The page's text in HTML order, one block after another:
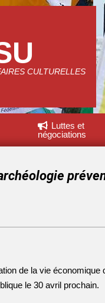
CULTURELLES
Luttes et
négociations
de la vie
le 30 avril prochain.